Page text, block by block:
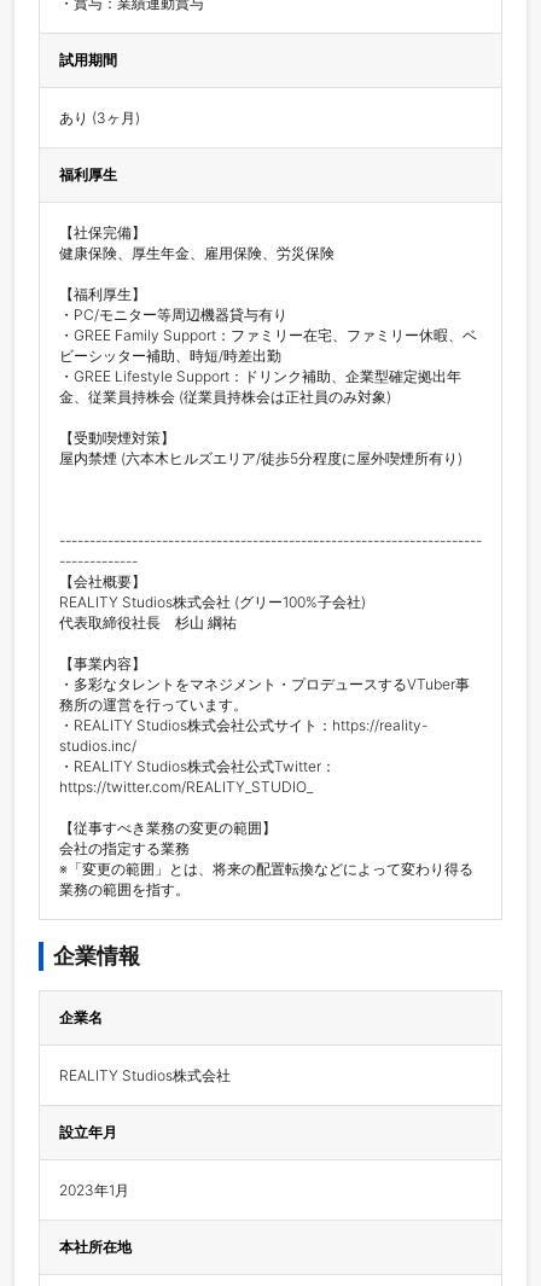
試用期間
あり (3ヶ月)
福利厚生
【社保完備】
健康保険、厚生年金、雇用保険、労災保険
【福利厚生】
・PC/モニター等周辺機器貸与有り
・GREE Family Support：ファミリー在宅、ファミリー休暇、ベ
ビーシッター補助、時短/時差出勤
・GREE Lifestyle Support：ドリンク補助、企業型確定拠出年
金、従業員持株会 (従業員持株会は正社員のみ対象)
【受動喫煙対策】
屋内禁煙 (六本木ヒルズエリア/徒歩5分程度に屋外喫煙所有り)
----------------------------------------------------------------------
-------------
【会社概要】
REALITY Studios株式会社 (グリー100%子会社)
代表取締役社長　杉山 綱祐
【事業内容】
・多彩なタレントをマネジメント・プロデュースするVTuber事
務所の運営を行っています。
・REALITY Studios株式会社公式サイト：https://reality-
studios.inc/
・REALITY Studios株式会社公式Twitter：
https://twitter.com/REALITY_STUDIO_
【従事すべき業務の変更の範囲】
会社の指定する業務
※「変更の範囲」とは、将来の配置転換などによって変わり得る
業務の範囲を指す。
企業情報
企業名
REALITY Studios株式会社
設立年月
2023年1月
本社所在地